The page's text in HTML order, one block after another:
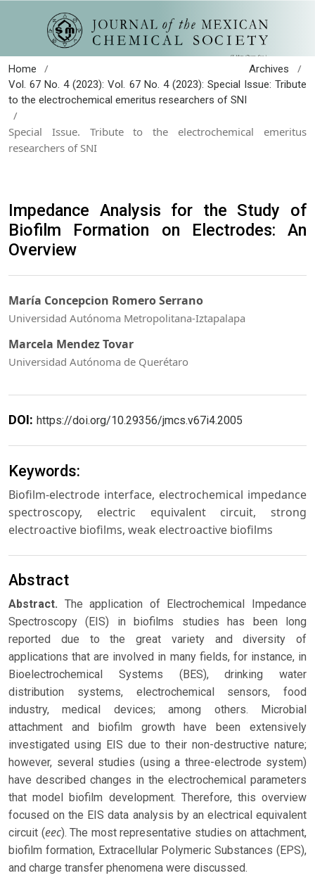
Home / Archives /
Vol. 67 No. 4 (2023): Vol. 67 No. 4 (2023): Special Issue: Tribute
to the electrochemical emeritus researchers of SNI
/
Special Issue. Tribute to the electrochemical emeritus
researchers of SNI
Impedance Analysis for the Study of
Biofilm Formation on Electrodes: An
Overview
María Concepcion Romero Serrano
Universidad Autónoma Metropolitana-Iztapalapa
Marcela Mendez Tovar
Universidad Autónoma de Querétaro
DOI: https://doi.org/10.29356/jmcs.v67i4.2005
Keywords:
Biofilm-electrode interface, electrochemical impedance
spectroscopy, electric equivalent circuit, strong
electroactive biofilms, weak electroactive biofilms
Abstract
Abstract. The application of Electrochemical Impedance
Spectroscopy (EIS) in biofilms studies has been long
reported due to the great variety and diversity of
applications that are involved in many fields, for instance, in
Bioelectrochemical Systems (BES), drinking water
distribution systems, electrochemical sensors, food
industry, medical devices; among others. Microbial
attachment and biofilm growth have been extensively
investigated using EIS due to their non-destructive nature;
however, several studies (using a three-electrode system)
have described changes in the electrochemical parameters
that model biofilm development. Therefore, this overview
focused on the EIS data analysis by an electrical equivalent
circuit (eec). The most representative studies on attachment,
biofilm formation, Extracellular Polymeric Substances (EPS),
and charge transfer phenomena were discussed.